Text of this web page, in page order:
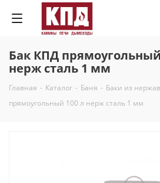
Бак КПД
нерж сталь 1 мм
Главная - Каталог - Баня - Баки из
прямоугольный 100 л нерж сталь 1 мм